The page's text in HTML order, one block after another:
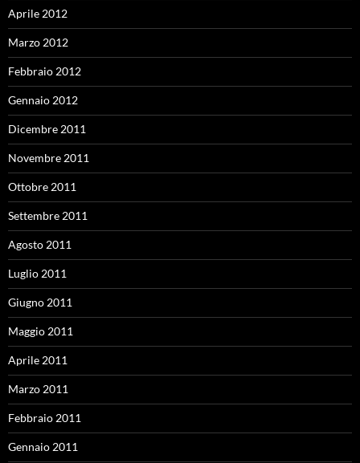
Aprile 2012
Marzo 2012
Febbraio 2012
Gennaio 2012
Dicembre 2011
Novembre 2011
Ottobre 2011
Settembre 2011
Agosto 2011
Luglio 2011
Giugno 2011
Maggio 2011
Aprile 2011
Marzo 2011
Febbraio 2011
Gennaio 2011